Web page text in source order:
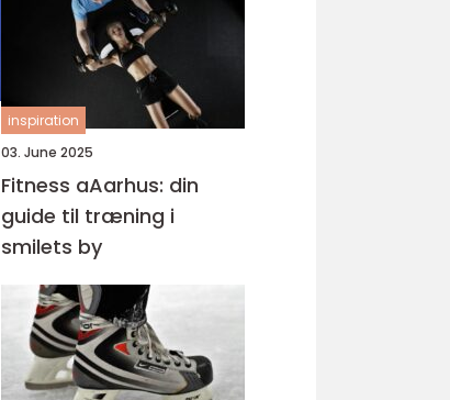
inspiration
03. June 2025
Fitness aAarhus: din
guide til træning i
smilets by